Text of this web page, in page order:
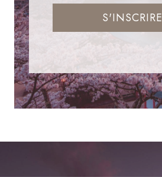
S'INSCRIRE